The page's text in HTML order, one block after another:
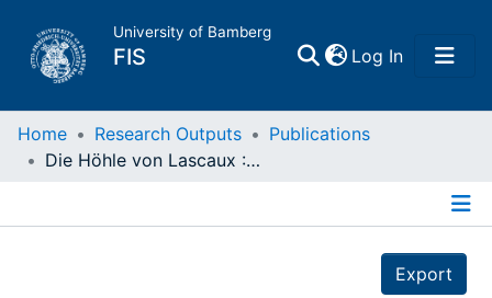
University of Bamberg
FIS Log In(current)
Home
Home Research Outputs
Publications
Die Höhle von Lascaux : Morgendämmerung der Kunst
Export